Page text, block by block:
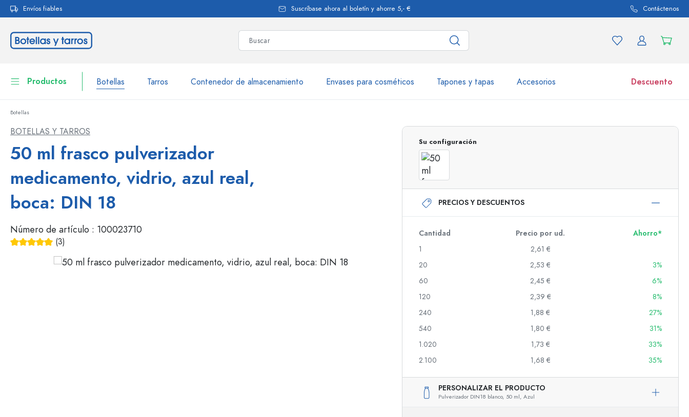
Saltar a la navegación principal
Envíos fiables Suscríbase ahora al boletín y ahorre 5,- € Contáctenos
Productos Botellas Tarros Contenedor de almacenamiento Envases para cosméticos Tapones y tapas Accesorios Descuento
Tarros
Tapones y tapas
Botellas según la marca
Botellas WECK
Botellas de vidrio 750 ml
Botellas de vidrio 1000 ml
Botellas según su función
Dispensadores Airless
Botellas para gin
Botellas navideñas
Botellas decorativas
Tarros
Botellas
BOTELLAS Y TARROS
50 ml frasco pulverizador
medicamento, vidrio, azul real,
boca: DIN 18
Número de artículo : 100023710
Calificación promedio de 5 de 5 estrellas
(3)
Su configuración
PRECIOS Y DESCUENTOS
Cantidad Precio por ud.
Ahorro*
1
2,61 €
20
2,53 €
3%
60
2,45 €
6%
120
2,39 €
8%
240
1,88 €
27%
540
1,80 €
31%
1.020
1,73 €
33%
2.100
1,68 € 35%
PERSONALIZAR EL PRODUCTO
Pulverizador DIN18 blanco, 50 ml, Azul